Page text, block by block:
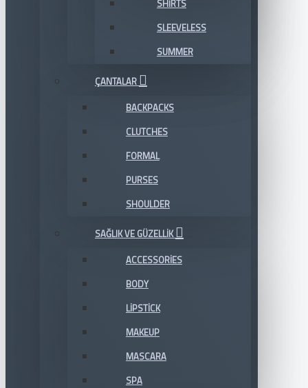
SHIRTS
SLEEVELESS
SUMMER
ÇANTALAR
BACKPACKS
CLUTCHES
FORMAL
PURSES
SHOULDER
SAĞLIK VE GÜZELLIK
ACCESSORIES
BODY
LIPSTICK
MAKEUP
MASCARA
SPA